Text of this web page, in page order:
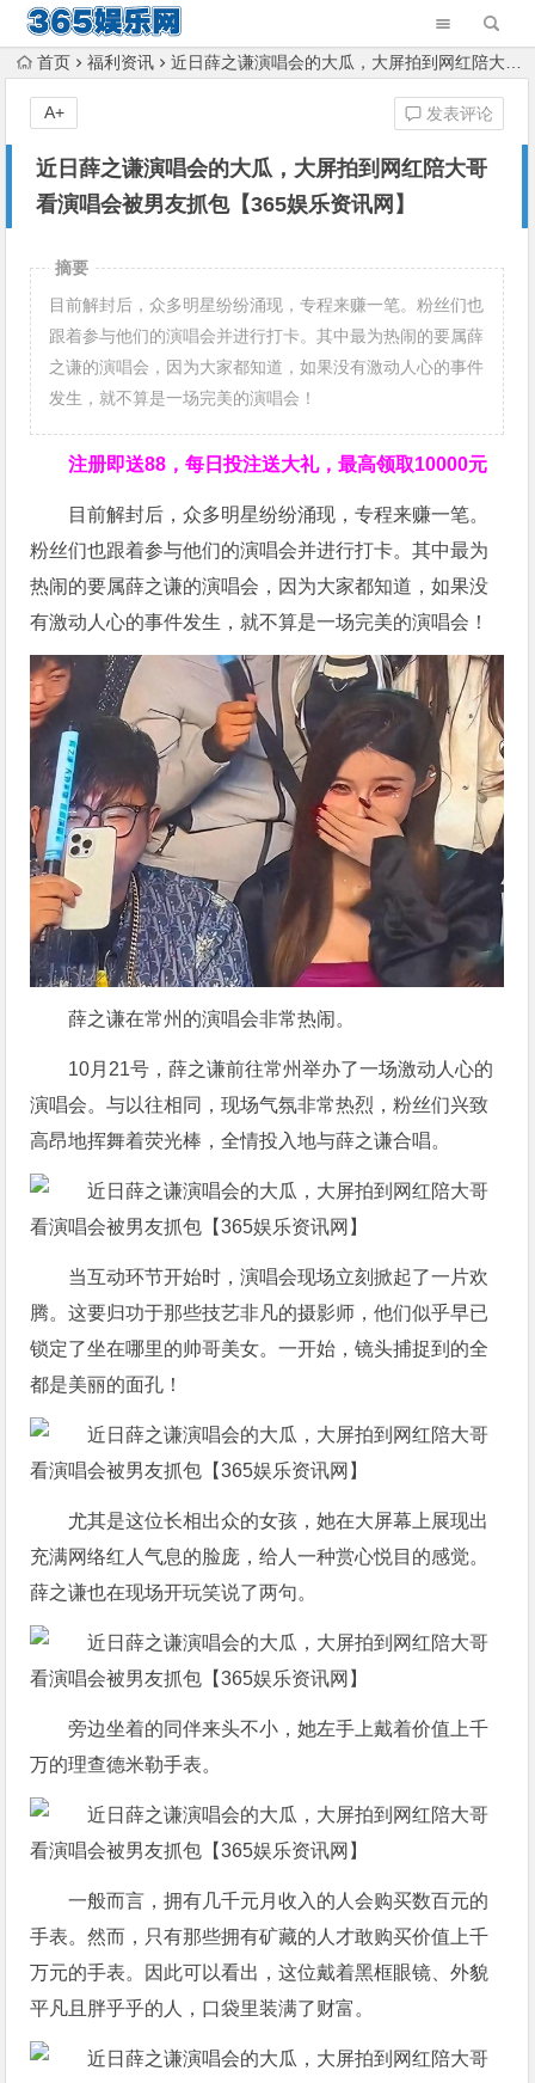
首页 福利资讯 近日薛之谦演唱会的大瓜，大屏拍到网红陪大哥看演唱会被男友抓包【365娱乐资讯网】
近日薛之谦演唱会的大瓜，大屏拍到网红陪大哥
看演唱会被男友抓包【365娱乐资讯网】
发表评论
A+
摘要
目前解封后，众多明星纷纷涌现，专程来赚一笔。粉丝们也
跟着参与他们的演唱会并进行打卡。其中最为热闹的要属薛
之谦的演唱会，因为大家都知道，如果没有激动人心的事件
发生，就不算是一场完美的演唱会！
注册即送88，每日投注送大礼，最高领取10000元
目前解封后，众多明星纷纷涌现，专程来赚一笔。
粉丝们也跟着参与他们的演唱会并进行打卡。其中最为
热闹的要属薛之谦的演唱会，因为大家都知道，如果没
有激动人心的事件发生，就不算是一场完美的演唱会！
薛之谦在常州的演唱会非常热闹。
10月21号，薛之谦前往常州举办了一场激动人心的
演唱会。与以往相同，现场气氛非常热烈，粉丝们兴致
高昂地挥舞着荧光棒，全情投入地与薛之谦合唱。
当互动环节开始时，演唱会现场立刻掀起了一片欢
腾。这要归功于那些技艺非凡的摄影师，他们似乎早已
锁定了坐在哪里的帅哥美女。一开始，镜头捕捉到的全
都是美丽的面孔！
尤其是这位长相出众的女孩，她在大屏幕上展现出
充满网络红人气息的脸庞，给人一种赏心悦目的感觉。
薛之谦也在现场开玩笑说了两句。
旁边坐着的同伴来头不小，她左手上戴着价值上千
万的理查德米勒手表。
一般而言，拥有几千元月收入的人会购买数百元的
手表。然而，只有那些拥有矿藏的人才敢购买价值上千
万元的手表。因此可以看出，这位戴着黑框眼镜、外貌
平凡且胖乎乎的人，口袋里装满了财富。